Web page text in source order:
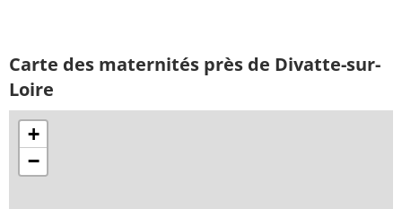
Carte des maternités près de Divatte-sur-
Loire
+
−